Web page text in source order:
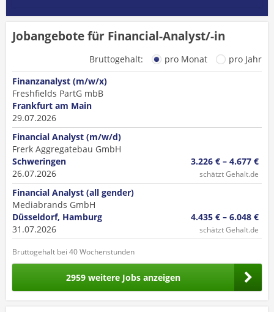
Jobangebote für Financial-Analyst/-in
Bruttogehalt: pro Monat
pro Jahr
Finanzanalyst (m/w/x)
Freshfields PartG mbB
Frankfurt am Main
29.07.2026
Financial Analyst (m/w/d)
Frerk Aggregatebau GmbH
Schweringen
26.07.2026
3.226 € – 4.677 €
schätzt Gehalt.de
Financial Analyst (all gender)
Mediabrands GmbH
Düsseldorf, Hamburg
31.07.2026
4.435 € – 6.048 €
schätzt Gehalt.de
Bruttogehalt bei 40 Wochenstunden
2959 weitere Jobs anzeigen